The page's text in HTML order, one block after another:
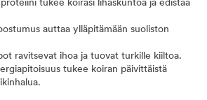
tukee koirasi lihaskuntoa ja edistää
auttaa ylläpitämään suoliston
ravitsevat ihoa ja tuovat turkille kiiltoa.
tukee koiran päivittäistä